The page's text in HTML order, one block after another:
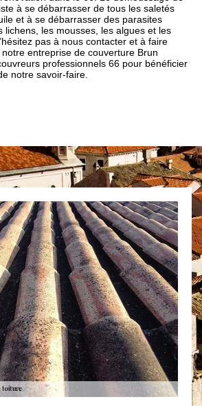
à se débarrasser de tous les saletés
et à se débarrasser des parasites
lichens, les mousses, les algues et les
pas à nous contacter et à faire
entreprise de couverture Brun
professionnels 66 pour bénéficier
notre savoir-faire.
Pourquoi